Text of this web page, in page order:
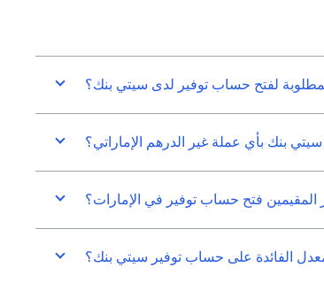
لفتح حساب توفير لدى سيتي بنك؟
بنك بأي عملة غير الدرهم الإماراتي؟
المقيمين فتح حساب توفير في الإمارات؟
الفائدة على حساب توفير سيتي بنك؟